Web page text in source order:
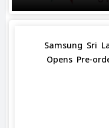
Samsung Sri
Opens Pre-